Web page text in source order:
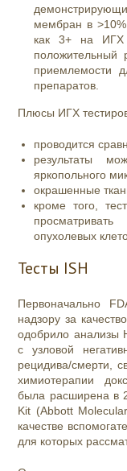
мембран в >10%
как 3+ на ИГХ
положительный
приемлемости
препаратов.
Плюсы ИГХ
проводится
результаты
яркопольного
окрашенные
кроме того,
опухолевых
Тесты ISH
Первоначально
надзору за
одобрило анализы
с узловой
рецидива/смерти,
химиотерапии
была расширена в
Kit (Abbott
качестве
для которых